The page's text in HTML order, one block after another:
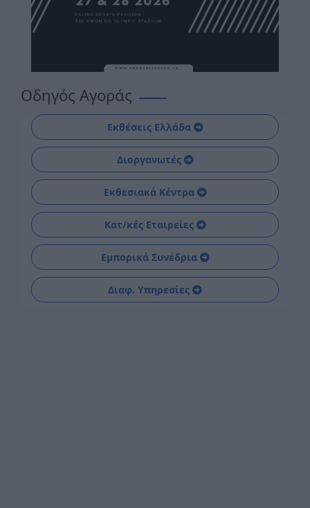
Οδηγός Αγοράς
Εκθέσεις Ελλάδα
Διοργανωτές
Εκθεσιακά Κέντρα
Κατ/κές Εταιρείες
Εμπορικά Συνέδρια
Διαφ. Υπηρεσίες